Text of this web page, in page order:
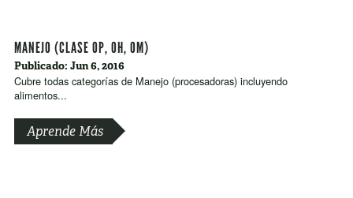
MANEJO (CLASE OP, OH, OM)
Publicado: Jun 6, 2016
Cubre todas categorías de Manejo (procesadoras) incluyendo
alimentos...
Aprende Más